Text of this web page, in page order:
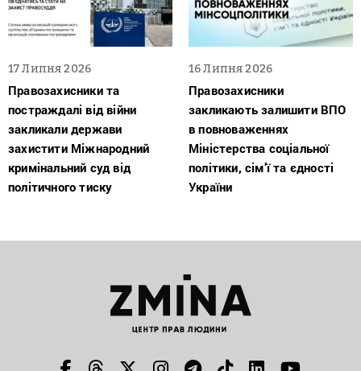
17 Липня 2026
Правозахисники та
постраждалі від війни
закликали держави
захистити Міжнародний
кримінальний суд від
політичного тиску
16 Липня 2026
Правозахисники
закликають залишити ВПО
в повноваженнях
Міністерства соціальної
політики, сім’ї та єдності
України